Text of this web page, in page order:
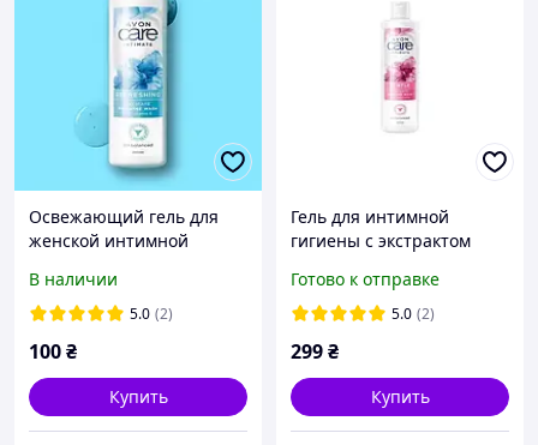
Освежающий гель для
женской интимной
Simply Delicate
В наличии
5.0 (2)
100₴
Купить
Гель для интимной
гигиены с экстрактом
Готово к отправке
5.0 (2)
299₴
Купить